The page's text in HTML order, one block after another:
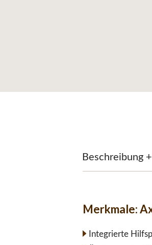
Beschreibung
Merkmale:
Integrierte